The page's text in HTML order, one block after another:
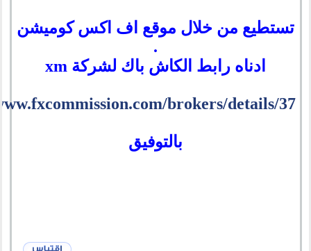
تستطيع من خلال موقع اف اكس كوميشن
.
ادناه رابط الكاش باك لشركة xm
brokers/details/37
بالتوفيق